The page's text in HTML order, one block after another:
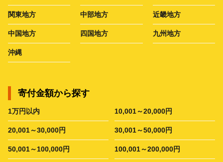
関東地方 中部地方 近畿地方
中国地方 四国地方 九州地方
沖縄
寄付金額から探す
1万円以内 10,001～20,000円
20,001～30,000円 30,001～50,000円
50,001～100,000円 100,001～200,000円